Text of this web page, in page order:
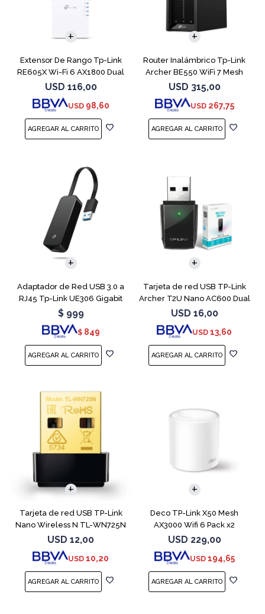
Extensor De Rango Tp-Link
RE605X Wi-Fi 6 AX1800 Dual
Band
USD 116,00
USD 98,60
Router Inalámbrico Tp-Link
Archer BE550 WiFi 7 Mesh
USD 315,00
USD 267,75
Adaptador de Red USB 3.0 a
RJ45 Tp-Link UE306 Gigabit
$ 999
$ 849
Tarjeta de red USB TP-Link
Archer T2U Nano AC600 Dual
Band
USD 16,00
USD 13,60
Tarjeta de red USB TP-Link
Nano Wireless N TL-WN725N
150mbps
USD 12,00
USD 10,20
Deco TP-Link X50 Mesh
AX3000 Wifi 6 Pack x2
USD 229,00
USD 194,65